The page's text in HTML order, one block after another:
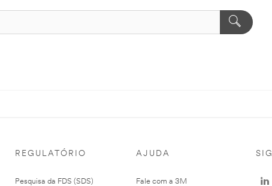
REGULATÓRIO
Pesquisa da FDS (SDS)
AJUDA
Fale com a 3M